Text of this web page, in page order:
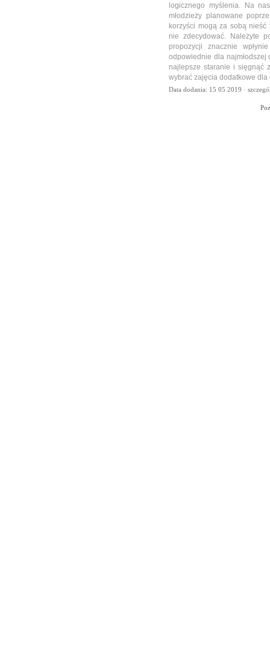
logicznego myślenia. Na
młodzieży planowane
korzyści mogą za sobą
nie zdecydować. Należyte
propozycji znacznie
odpowiednie dla najmłodszej
najlepsze staranie i sięgnąć
wybrać zajęcia dodatkowe
Data dodania: 15 05 2019 ·